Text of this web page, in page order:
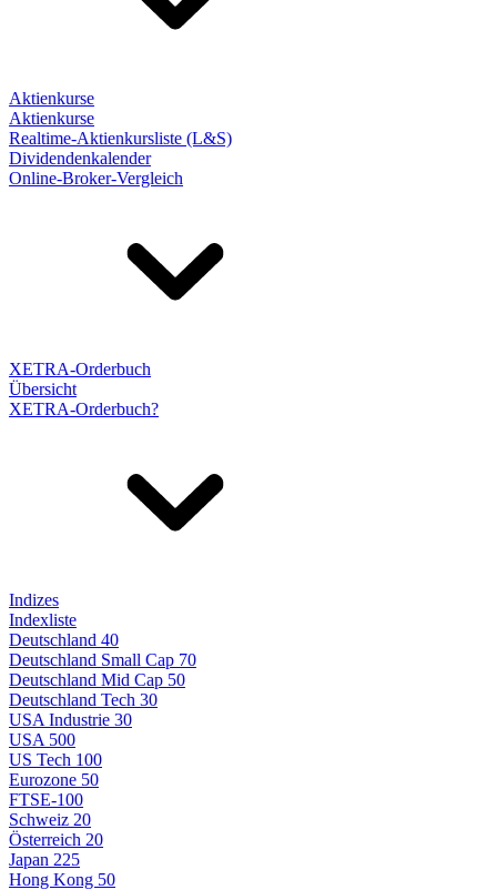
Aktienkurse
Aktienkurse
Realtime-Aktienkursliste (L&S)
Dividendenkalender
Online-Broker-Vergleich
XETRA-Orderbuch
Übersicht
XETRA-Orderbuch?
Indizes
Indexliste
Deutschland 40
Deutschland Small Cap 70
Deutschland Mid Cap 50
Deutschland Tech 30
USA Industrie 30
USA 500
US Tech 100
Eurozone 50
FTSE-100
Schweiz 20
Österreich 20
Japan 225
Hong Kong 50